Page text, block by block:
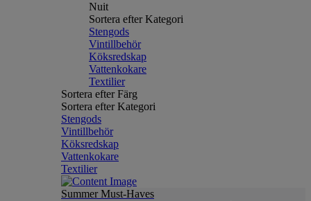
Nuit
Sortera efter Kategori
Stengods
Vintillbehör
Köksredskap
Vattenkokare
Textilier
Sortera efter Färg
Sortera efter Kategori
Stengods
Vintillbehör
Köksredskap
Vattenkokare
Textilier
Summer Must-Haves